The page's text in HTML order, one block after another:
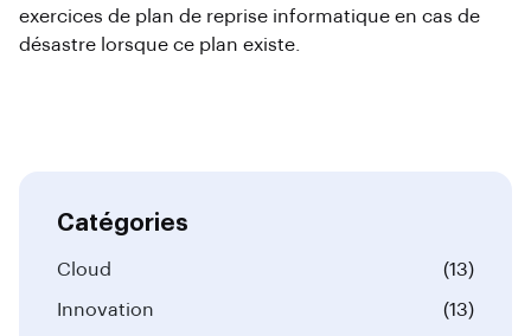
exercices de plan de reprise informatique en cas de
désastre lorsque ce plan existe.
Catégories
Cloud (13)
Innovation (13)